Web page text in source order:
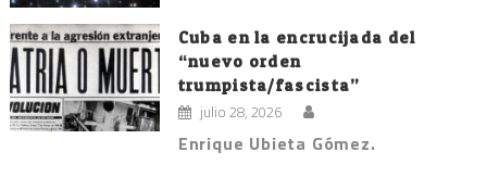
Cuba en la encrucijada del
“nuevo orden
trumpista/fascista”
julio 28, 2026
Enrique Ubieta Gómez.